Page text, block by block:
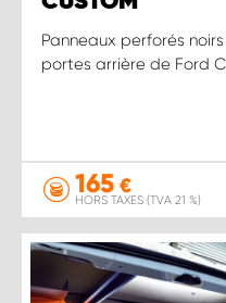
Panneaux perforés
portes arrière de Ford
165 €
HORS TAXES (TVA 21 %)